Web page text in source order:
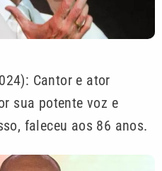
Cantor e ator
sua potente voz e
faleceu aos 86 anos.